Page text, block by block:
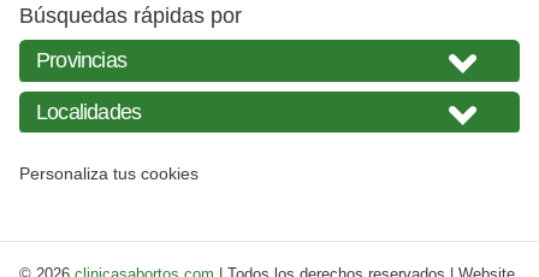
Búsquedas rápidas por
Personaliza tus cookies